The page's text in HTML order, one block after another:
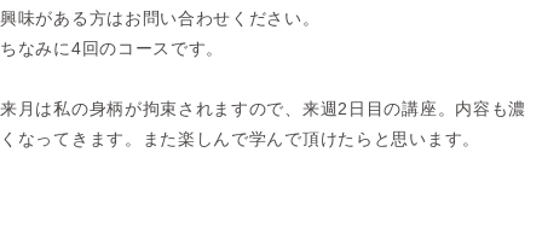
興味がある方はお問い合わせください。
ちなみに4回のコースです。
来月は私の身柄が拘束されますので、来週2日目の講座。内容も濃
くなってきます。また楽しんで学んで頂けたらと思います。